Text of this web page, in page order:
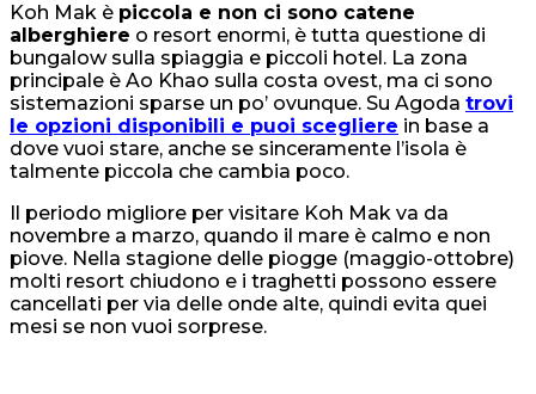
Koh Mak è piccola e non ci sono catene
alberghiere o resort enormi, è tutta questione di
bungalow sulla spiaggia e piccoli hotel. La zona
principale è Ao Khao sulla costa ovest, ma ci sono
sistemazioni sparse un po’ ovunque. Su Agoda trovi
le opzioni disponibili e puoi scegliere in base a
dove vuoi stare, anche se sinceramente l’isola è
talmente piccola che cambia poco.
Il periodo migliore per visitare Koh Mak va da
novembre a marzo, quando il mare è calmo e non
piove. Nella stagione delle piogge (maggio-ottobre)
molti resort chiudono e i traghetti possono essere
cancellati per via delle onde alte, quindi evita quei
mesi se non vuoi sorprese.